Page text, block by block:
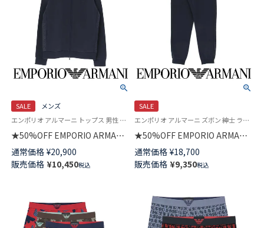
SALE
メンズ
エンポリオ アルマーニ トップス 男性 紳士 ラウンジウェア
★50%OFF EMPORIO ARMANI
BASIC TERRY FULL ZIP ベーシ
ックテリー 裏起毛 長袖 フルジ
ップ ジャケット スウェット EU
通常価格 ¥20,900
販売価格 ¥10,450税込
SALE
エンポリオ アルマーニ ズボン 紳士 ラウンジウェア 男性 ボトムス
★50%OFF EMPORIO ARMANI
BASIC TERRY ベーシックテリ
ー 裏起毛 スウェットパンツ ロ
ング EUサイズ メンズ
通常価格 ¥18,700
販売価格 ¥9,350税込